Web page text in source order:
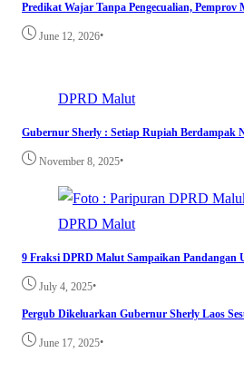
Predikat Wajar Tanpa Pengecualian, Pemprov
June 12, 2026•
DPRD Malut
Gubernur Sherly : Setiap Rupiah Berdampak
November 8, 2025•
DPRD Malut
9 Fraksi DPRD Malut Sampaikan Pandangan
July 4, 2025•
Pergub Dikeluarkan Gubernur Sherly Laos
June 17, 2025•